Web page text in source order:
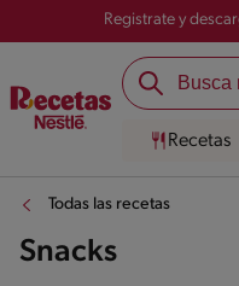
Registrate y
Recetas
Todas las recetas
Snacks